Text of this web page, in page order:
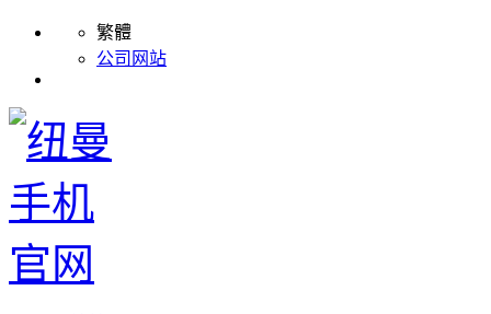
繁體
公司网站